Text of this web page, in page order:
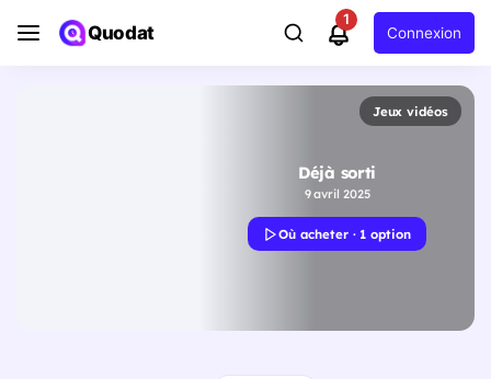
Quodat
1
Connexion
Jeux vidéos
Déjà sorti
9 avril 2025
Où acheter · 1 option